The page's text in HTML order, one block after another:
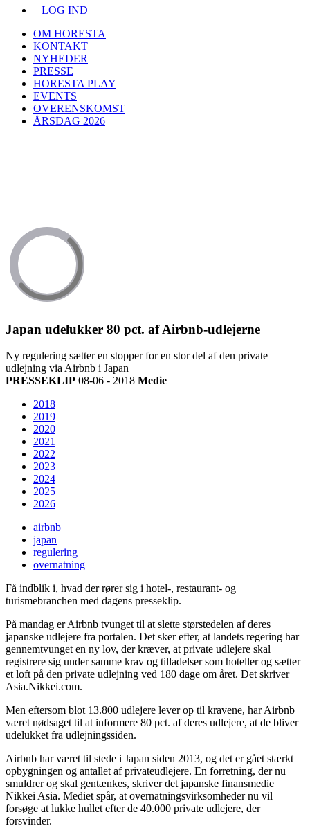
LOG IND
OM HORESTA
KONTAKT
NYHEDER
PRESSE
HORESTA PLAY
EVENTS
OVERENSKOMST
ÅRSDAG 2026
Japan udelukker 80 pct. af Airbnb-udlejerne
Ny regulering sætter en stopper for en stor del af den private
udlejning via Airbnb i Japan
PRESSEKLIP 08-06 - 2018 Medie
2018
2019
2020
2021
2022
2023
2024
2025
2026
airbnb
japan
regulering
overnatning
Få indblik i, hvad der rører sig i hotel-, restaurant- og
turismebranchen med dagens presseklip.
På mandag er Airbnb tvunget til at slette størstedelen af deres
japanske udlejere fra portalen. Det sker efter, at landets regering har
gennemtvunget en ny lov, der kræver, at private udlejere skal
registrere sig under samme krav og tilladelser som hoteller og sætter
et loft på den private udlejning ved 180 dage om året. Det skriver
Asia.Nikkei.com.
Men eftersom blot 13.800 udlejere lever op til kravene, har Airbnb
været nødsaget til at informere 80 pct. af deres udlejere, at de bliver
udelukket fra udlejningssiden.
Airbnb har været til stede i Japan siden 2013, og det er gået stærkt
opbygningen og antallet af privateudlejere. En forretning, der nu
smuldrer og skal gentænkes, skriver det japanske finansmedie
Nikkei Asia. Mediet spår, at overnatningsvirksomheder nu vil
forsøge at lukke hullet efter de 40.000 private udlejere, der
forsvinder.